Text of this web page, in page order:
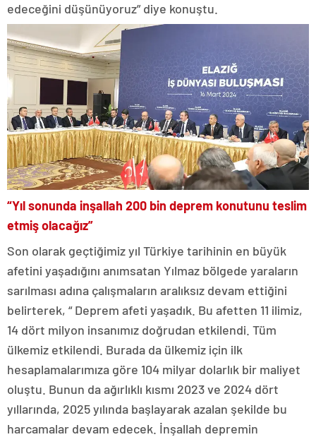
edeceğini düşünüyoruz” diye konuştu.
“Yıl sonunda inşallah 200 bin deprem konutunu teslim
etmiş olacağız”
Son olarak geçtiğimiz yıl Türkiye tarihinin en büyük
afetini yaşadığını anımsatan Yılmaz bölgede yaraların
sarılması adına çalışmaların aralıksız devam ettiğini
belirterek, “ Deprem afeti yaşadık. Bu afetten 11 ilimiz,
14 dört milyon insanımız doğrudan etkilendi. Tüm
ülkemiz etkilendi. Burada da ülkemiz için ilk
hesaplamalarımıza göre 104 milyar dolarlık bir maliyet
oluştu. Bunun da ağırlıklı kısmı 2023 ve 2024 dört
yıllarında, 2025 yılında başlayarak azalan şekilde bu
harcamalar devam edecek. İnşallah depremin